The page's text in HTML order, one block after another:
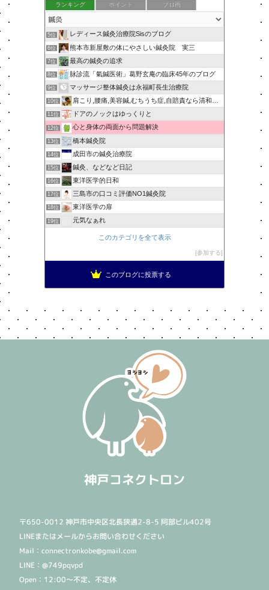
ランキング ポイント ブロ画
5位 レディース鍼灸治療院Sisのブログ
6位 熊本市新屋敷の体にやさしい鍼灸院 実三
7位 最高の鍼灸の追求
8位 脉診流「氣鍼医術」葛野玄庵の臨床45年のブログ
9位 マッサージ整体鍼灸は永福町長生治療院
10位 肩こり,腰痛,美容鍼,むちうち症,自賠責なら清和針灸接骨院
11位 ドアのノックはゆっくりと
12位 心と身体の両面から問題解決
13位 橋本鍼灸院
14位 成田市の鍼灸治療院
15位 鍼灸、などなど日記
16位 東洋医学的日和
17位 三島市の口コミ評価NO1鍼灸院
18位 東洋医学の扉
19位 元気なぁれ
このカテゴリを全て表示
参加する
このブログに投票する
神戸コネクトロン
〒650-0012 神戸市中央区北長狭通2-8-5 阿部ビル402号
LINEまたはメールからお問い合わせください
Mail：connectronkobe@gmail.com
LINE：@749pqvpd
Open：12:00〜不定、不定休